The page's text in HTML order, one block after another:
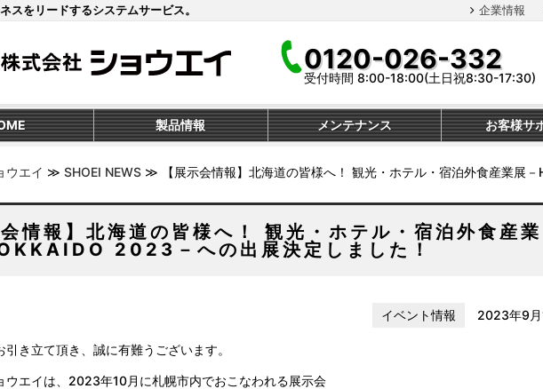
スをリードするシステムサービス。 企業情報
0120-026-332
受付時間 8:00-18:00(土日祝8:30-17:30)
製品情報 メンテナンス お客様サ
ウエイ ≫ SHOEI NEWS ≫ 【展示会情報】北海道の皆様へ！ 観光・ホテル・宿泊外食産業展
会情報】北海道の皆様へ！ 観光・ホテル・宿泊外食産業
2023－への出展決定しました！
イベント情報 2023年9月
き立て頂き、誠に有難うございます。
ウエイは、2023年10月に札幌市内でおこなわれる展示会